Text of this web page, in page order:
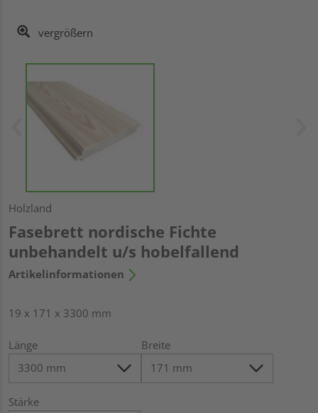
vergrößern
Holzland
Fasebrett nordische Fichte
unbehandelt u/s hobelfallend
Artikelinformationen
19 x 171 x 3300 mm
Länge Breite
Stärke